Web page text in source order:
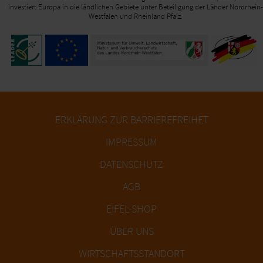
investiert Europa in die ländlichen Gebiete unter Beteiligung der Länder Nordrhein-
Westfalen und Rheinland Pfalz.
ERKLÄRUNG ZUR BARRIEREFREIHET
IMPRESSUM
DATENSCHUTZ
AGB
EIFEL-SHOP
ÜBER UNS
WIRTSCHAFTSSTANDORT